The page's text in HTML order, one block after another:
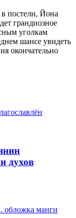
постели, Йона
грандиозное
уголкам
шансе увидеть
окончательно
духов